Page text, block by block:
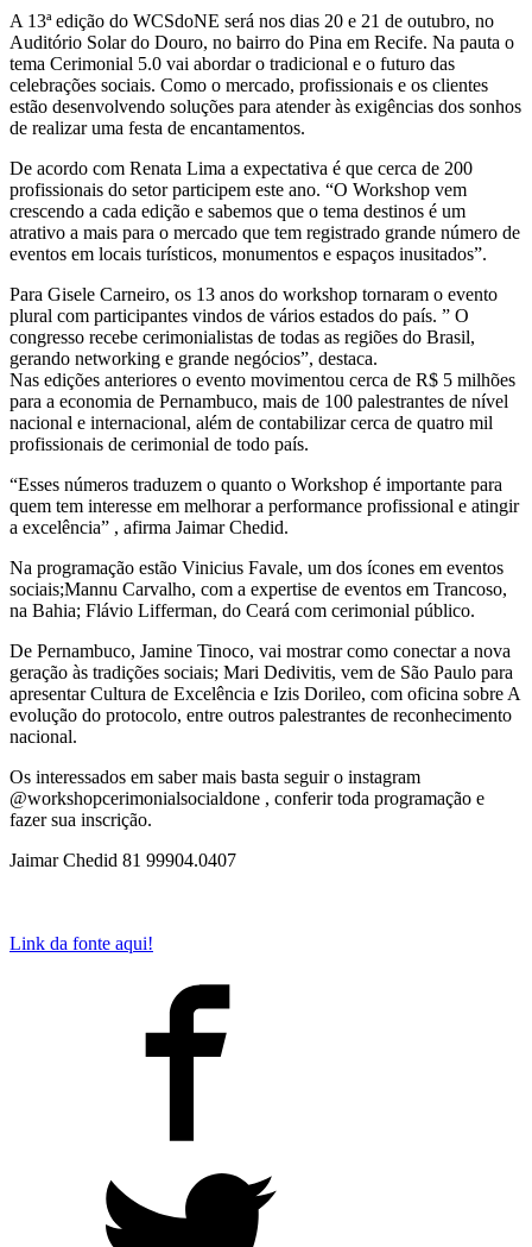
A 13ª edição do WCSdoNE será nos dias 20 e 21 de outubro, no
Auditório Solar do Douro, no bairro do Pina em Recife. Na pauta o
tema Cerimonial 5.0 vai abordar o tradicional e o futuro das
celebrações sociais. Como o mercado, profissionais e os clientes
estão desenvolvendo soluções para atender às exigências dos sonhos
de realizar uma festa de encantamentos.
De acordo com Renata Lima a expectativa é que cerca de 200
profissionais do setor participem este ano. “O Workshop vem
crescendo a cada edição e sabemos que o tema destinos é um
atrativo a mais para o mercado que tem registrado grande número de
eventos em locais turísticos, monumentos e espaços inusitados”.
Para Gisele Carneiro, os 13 anos do workshop tornaram o evento
plural com participantes vindos de vários estados do país. ” O
congresso recebe cerimonialistas de todas as regiões do Brasil,
gerando networking e grande negócios”, destaca.
Nas edições anteriores o evento movimentou cerca de R$ 5 milhões
para a economia de Pernambuco, mais de 100 palestrantes de nível
nacional e internacional, além de contabilizar cerca de quatro mil
profissionais de cerimonial de todo país.
“Esses números traduzem o quanto o Workshop é importante para
quem tem interesse em melhorar a performance profissional e atingir
a excelência” , afirma Jaimar Chedid.
Na programação estão Vinicius Favale, um dos ícones em eventos
sociais;Mannu Carvalho, com a expertise de eventos em Trancoso,
na Bahia; Flávio Lifferman, do Ceará com cerimonial público.
De Pernambuco, Jamine Tinoco, vai mostrar como conectar a nova
geração às tradições sociais; Mari Dedivitis, vem de São Paulo para
apresentar Cultura de Excelência e Izis Dorileo, com oficina sobre A
evolução do protocolo, entre outros palestrantes de reconhecimento
nacional.
Os interessados em saber mais basta seguir o instagram
@workshopcerimonialsocialdone , conferir toda programação e
fazer sua inscrição.
Jaimar Chedid 81 99904.0407
Link da fonte aqui!